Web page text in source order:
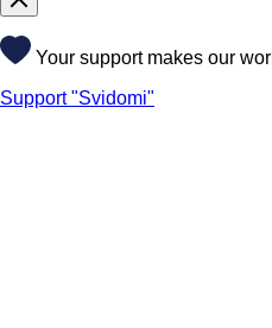
Your support makes our
Support "Svidomi"